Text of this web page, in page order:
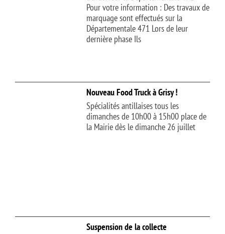
Pour votre information : Des travaux de
marquage sont effectués sur la
Départementale 471 Lors de leur
dernière phase Ils
Nouveau Food Truck à Grisy !
Spécialités antillaises tous les
dimanches de 10h00 à 15h00 place de
la Mairie dès le dimanche 26 juillet
Suspension de la collecte